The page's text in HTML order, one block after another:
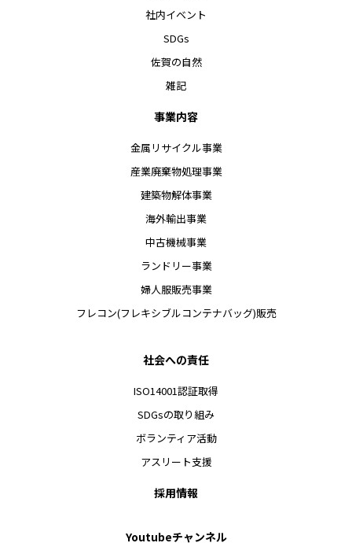
社内イベント
SDGs
佐賀の自然
雑記
事業内容
金属リサイクル事業
産業廃棄物処理事業
建築物解体事業
海外輸出事業
中古機械事業
ランドリー事業
婦人服販売事業
フレコン(フレキシブルコンテナバッグ)販売
社会への責任
ISO14001認証取得
SDGsの取り組み
ボランティア活動
アスリート支援
採用情報
Youtubeチャンネル